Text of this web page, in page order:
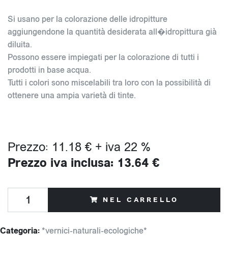
Si usano per la colorazione delle idropitture
aggiungendone la quantità desiderata all�idropittura già
diluita.
Possono essere impiegati per la colorazione di tutti i
prodotti in base acqua.
Tutti i colori sono miscelabili tra loro con la possibilità di
ottenere una ampia varietà di tinte.
Prezzo: 11.18 € + iva 22 %
Prezzo iva inclusa: 13.64 €
NEL CARRELLO
Categoria: *vernici-naturali-ecologiche*